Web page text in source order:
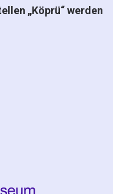
„Köprü“ werden